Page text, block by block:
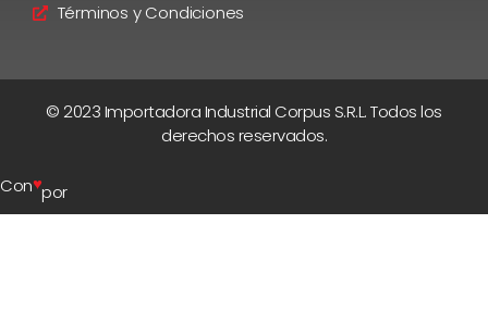
Términos y Condiciones
© 2023 Importadora Industrial Corpus S.R.L. Todos los
derechos reservados.
Con♥por